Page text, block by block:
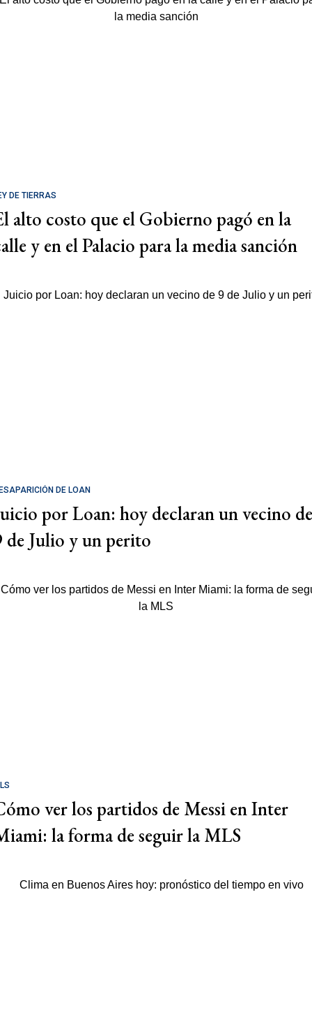
DE TIERRAS
alto costo que el Gobierno pagó en la
y en el Palacio para la media sanción
DE LOAN
por Loan: hoy declaran un vecino de
de Julio y un perito
ver los partidos de Messi en Inter
la forma de seguir la MLS